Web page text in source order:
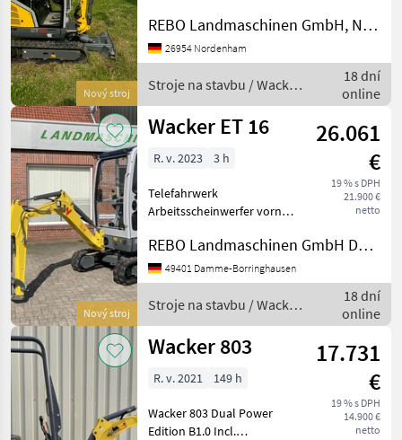
Nový stroj
Basismaschine: 1.610 - 1.955
kgBreite / Höhe /
Transportlänge: 990 - 1.300
/ 2.290 - 2.390 / 3.855 mm
REBO Landmaschinen GmbH, Nordenham
26954 Nordenham
Stroje na stavbu / Wacker
Neuson
18 dní
online
Nový stroj
Wacker ET 16
26.061
€
19 % s DPH
21.900 €
netto
R. v. 2023 3 h
Telefahrwerk
Arbeitsscheinwerfer vorne +
Dieselmotor Stroje na
stavbu mini bager
REBO Landmaschinen GmbH Damme
49401 Damme-Borringhausen
Stroje na stavbu / Wacker
Neuson
18 dní
online
Wacker 803
17.731
€
19 % s DPH
14.900 €
netto
R. v. 2021 149 h
Wacker 803 Dual Power
Edition B1.0 Incl.